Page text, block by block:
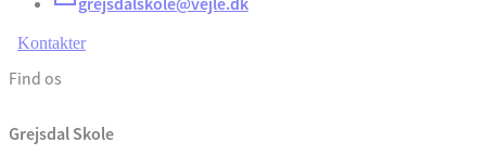
Kontakter
Find os
Grejsdal Skole